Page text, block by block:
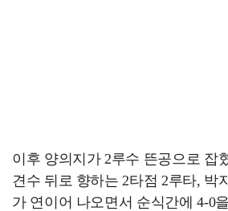
이후 양의지가 2루수 뜬공으로 잡
견수 뒤로 향하는 2타점 2루타, 박
가 연이어 나오면서 순식간에 4-0